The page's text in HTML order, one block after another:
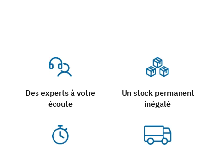
Des experts à votre
écoute
Un stock permanent
inégalé